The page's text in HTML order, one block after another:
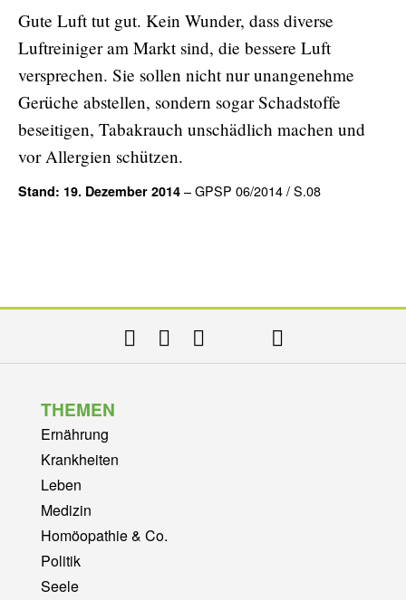
Gute Luft tut gut. Kein Wunder, dass diverse
Luftreiniger am Markt sind, die bessere Luft
versprechen. Sie sollen nicht nur unangenehme
Gerüche abstellen, sondern sogar Schadstoffe
beseitigen, Tabakrauch unschädlich machen und
vor Allergien schützen.
Stand: 19. Dezember 2014 – GPSP 06/2014 / S.08
THEMEN
Ernährung
Krankheiten
Leben
Medizin
Homöopathie & Co.
Politik
Seele